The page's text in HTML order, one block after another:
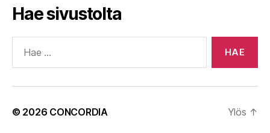
Hae sivustolta
© 2026 CONCORDIA Ylös ↑